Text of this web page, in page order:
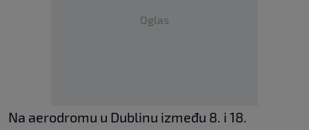
Oglas
Na aerodromu u Dublinu između 8. i 18.